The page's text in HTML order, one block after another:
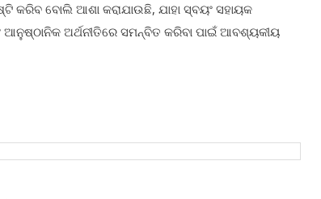
ବୋଲି ଆଶା କରାଯାଉଛି, ଯାହା ସ୍ବୟଂ ସହାୟକ
ଅର୍ଥନୀତିରେ ସମନ୍ବିତ କରିବା ପାଇଁ ଆବଶ୍ୟକୀୟ